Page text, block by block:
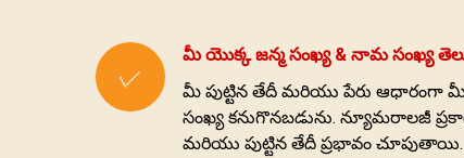
✓
మీ యొక్క జన్మ సంఖ్య & నామ సంఖ్య
మీ పుట్టిన తేదీ మరియు పేరు ఆధారంగా
సంఖ్య కనుగొనబడును. న్యూమరాలజీ
మరియు పుట్టిన తేదీ ప్రభావం చూపుతాయి.